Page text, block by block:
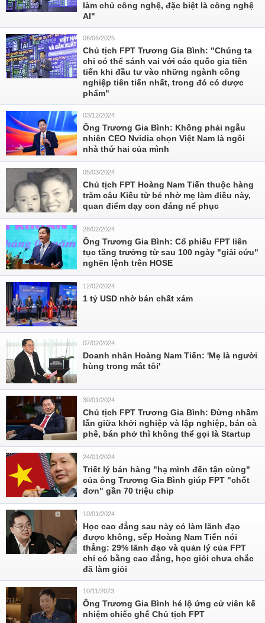
làm chủ công nghệ, đặc biệt là công nghệ
AI"
06/06/2025
Chủ tịch FPT Trương Gia Bình: "Chúng ta
chỉ có thể sánh vai với các quốc gia tiên
tiến khi đầu tư vào những ngành công
nghiệp tiên tiến nhất, trong đó có dược
phẩm"
03/12/2024
Ông Trương Gia Bình: Không phải ngẫu
nhiên CEO Nvidia chọn Việt Nam là ngôi
nhà thứ hai của mình
05/03/2024
Chủ tịch FPT Hoàng Nam Tiến thuộc hàng
trăm câu Kiều từ bé nhờ mẹ làm điều này,
quan điểm dạy con đáng nể phục
28/02/2024
Ông Trương Gia Bình: Cổ phiếu FPT liên
tục tăng trưởng từ sau 100 ngày "giải cứu"
nghẽn lệnh trên HOSE
12/02/2024
1 tỷ USD nhờ bán chất xám
07/02/2024
Doanh nhân Hoàng Nam Tiến: 'Mẹ là người
hùng trong mắt tôi'
30/01/2024
Chủ tịch FPT Trương Gia Bình: Đừng nhầm
lẫn giữa khởi nghiệp và lập nghiệp, bán cà
phê, bán phở thì không thể gọi là Startup
24/01/2024
Triết lý bán hàng "hạ mình đến tận cùng"
của ông Trương Gia Bình giúp FPT "chốt
đơn" gần 70 triệu chip
10/01/2024
Học cao đẳng sau này có làm lãnh đạo
được không, sếp Hoàng Nam Tiến nói
thẳng: 29% lãnh đạo và quản lý của FPT
chỉ có bằng cao đẳng, học giỏi chưa chắc
đã làm giỏi
10/11/2023
Ông Trương Gia Bình hé lộ ứng cử viên kế
nhiệm chiếc ghế Chủ tịch FPT